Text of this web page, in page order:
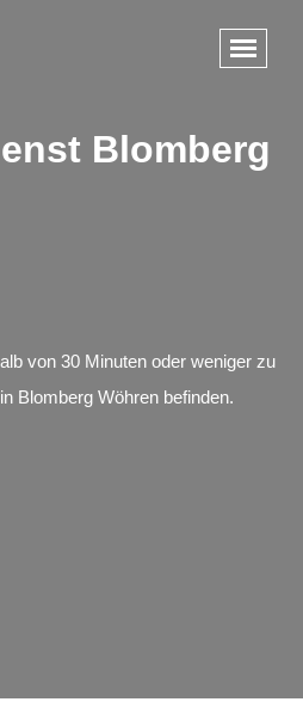
Blomberg
von 30 Minuten oder weniger zu
Blomberg Wöhren befinden.